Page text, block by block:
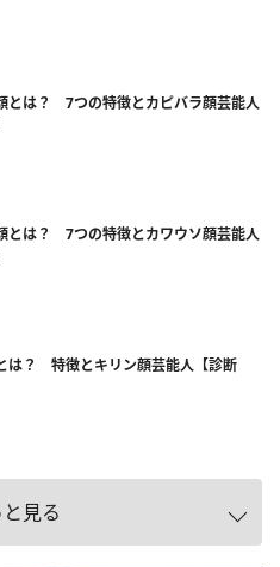
とは？ 7つの特徴とカピバラ顔芸能人
とは？ 7つの特徴とカワウソ顔芸能人
は？ 特徴とキリン顔芸能人【診断
見る